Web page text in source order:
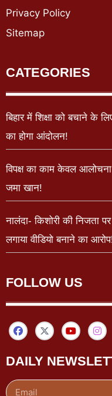
Privacy Policy
Sitemap
CATEGORIES
बिहार में शिक्षा को बचाने के
का होगा आंदोलन!
विपक्ष का काम केवल
जमा खान!
नालंदा- किशोरी की निजता
लगाया वीडियो बनाने का
FOLLOW US
DAILY